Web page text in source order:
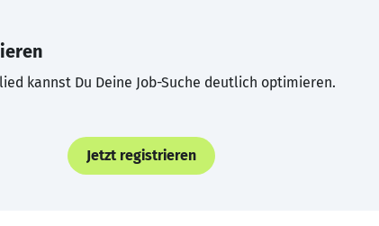
kannst Du Deine Job-Suche deutlich optimieren.
Jetzt registrieren